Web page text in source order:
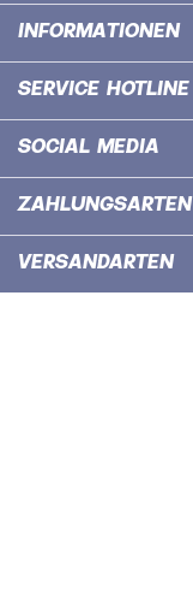
INFORMATIONEN
SERVICE HOTLINE
SOCIAL MEDIA
ZAHLUNGSARTEN
VERSANDARTEN